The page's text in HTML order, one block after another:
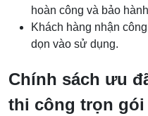
hoàn công và bảo
Khách hàng nhận
dọn vào sử dụng.
Chính sách ưu
thi công trọn gói